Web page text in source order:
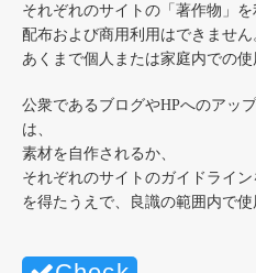
それぞれのサイトの「著作物」
配布および商用利用はできません
あくまで個人または家庭内での使
公衆であるブログやHPへのアッ
は、
素材を自作されるか、
それぞれのサイトのガイドライ
を得たうえで、良識の範囲内で使